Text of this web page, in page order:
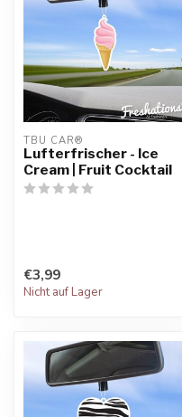
TBU CAR®
Lufterfrischer - Ice
Cream | Fruit Cocktail
€3,99
Nicht auf Lager